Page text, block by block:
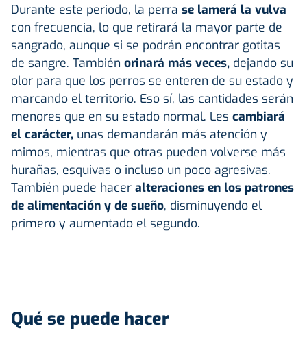
Durante este periodo, la perra se lamerá la vulva
con frecuencia, lo que retirará la mayor parte de
sangrado, aunque si se podrán encontrar gotitas
de sangre. También orinará más veces, dejando su
olor para que los perros se enteren de su estado y
marcando el territorio. Eso sí, las cantidades serán
menores que en su estado normal. Les cambiará
el carácter, unas demandarán más atención y
mimos, mientras que otras pueden volverse más
hurañas, esquivas o incluso un poco agresivas.
También puede hacer alteraciones en los patrones
de alimentación y de sueño, disminuyendo el
primero y aumentado el segundo.
Qué se puede hacer